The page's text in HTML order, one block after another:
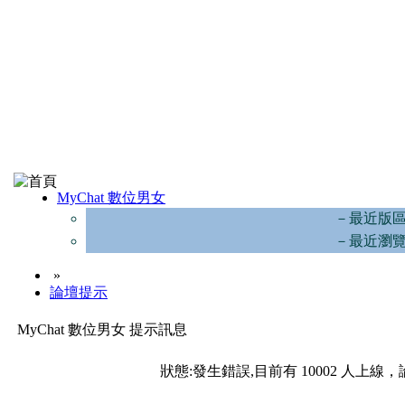
MyChat 數位男女
－最近版
－最近瀏
»
論壇提示
MyChat 數位男女 提示訊息
狀態:發生錯誤,目前有 10002 人上線